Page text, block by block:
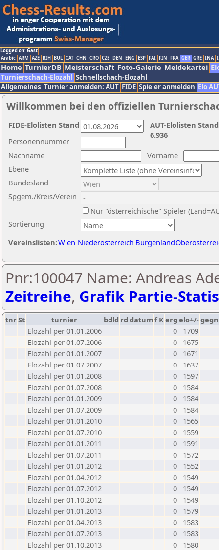
Logged on: Gast
Arabic ARM AZE BIH BUL CAT CHN CRO CZE DEN ENG ESP FAI FIN FRA GER GRE INA
Home TurnierDB Meisterschaft Foto-Galerie Meldekartei
Turnierschach-Elozahl Schnellschach-Elozahl
Allgemeines Turnier anmelden: AUT FIDE Spieler anmelden Elo
Willkommen bei den offiziellen
Nachname
Vorname
Ebene
Sortierung
Personennummer
Bundesland
Spgem./Kreis/Verein
Nur "österreichische" Spieler
Vereinslisten:Wien Niederösterreich Burgenland
AUT-Elolisten
6.936
FIDE-Elolisten Stand
Pnr:100047 Name: Andreas
Zeitreihe, Grafik Partie-
tnrSt turnier bdld rd datumf Kerg elo+/-
Elozahl per 01.01.2006
0
1709
Elozahl per 01.07.2006
0
1675
Elozahl per 01.01.2007
0
1671
Elozahl per 01.07.2007
0
1637
Elozahl per 01.01.2008
0
1597
Elozahl per 01.07.2008
0
1584
Elozahl per 01.01.2009
0
1584
Elozahl per 01.07.2009
0
1584
Elozahl per 01.01.2010
0
1565
Elozahl per 01.07.2010
0
1559
Elozahl per 01.01.2011
0
1591
Elozahl per 01.07.2011
0
1572
Elozahl per 01.01.2012
0
1552
Elozahl per 01.04.2012
0
1549
Elozahl per 01.07.2012
0
1549
Elozahl per 01.10.2012
0
1549
Elozahl per 01.01.2013
0
1579
Elozahl per 01.04.2013
0
1583
Elozahl per 01.07.2013
0
1583
Elozahl per 01.10.2013
0
1580